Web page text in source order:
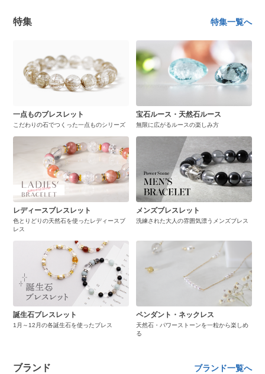
特集 特集一覧へ
一点ものブレスレット
こだわりの石でつくった一点ものシリーズ
宝石ルース・天然石ルース
無限に広がるルースの楽しみ方
レディースブレスレット
色とりどりの天然石を使ったレディースブ
レス
メンズブレスレット
洗練された大人の雰囲気漂うメンズブレス
誕生石ブレスレット
1月～12月の各誕生石を使ったブレス
ペンダント・ネックレス
天然石・パワーストーンを一粒から楽しめ
る
ブランド ブランド一覧へ